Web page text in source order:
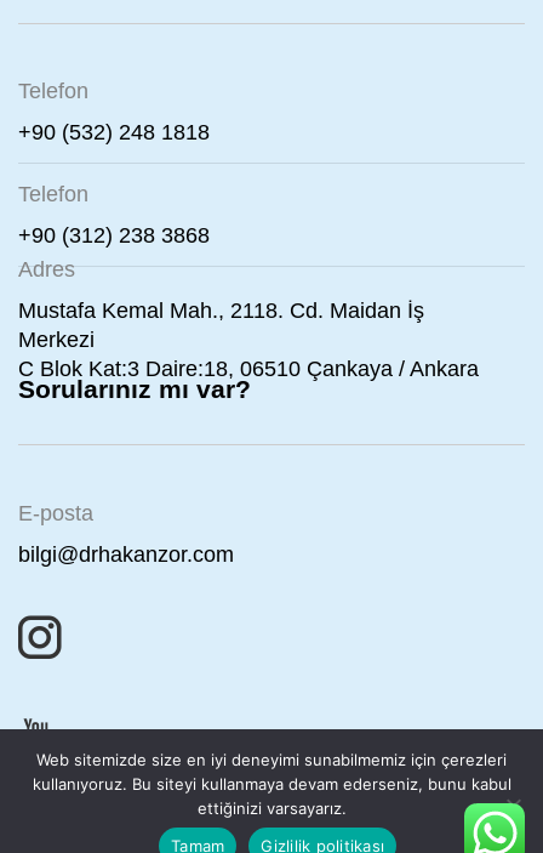
Telefon
+90 (532) 248 1818
Telefon
+90 (312) 238 3868
Adres
Mustafa Kemal Mah., 2118. Cd. Maidan İş
Merkezi
C Blok Kat:3 Daire:18, 06510 Çankaya / Ankara
Sorularınız mı var?
E-posta
bilgi@drhakanzor.com
Web sitemizde size en iyi deneyimi sunabilmemiz için çerezleri
kullanıyoruz. Bu siteyi kullanmaya devam ederseniz, bunu kabul
ettiğinizi varsayarız.
Tamam
Gizlilik politikası